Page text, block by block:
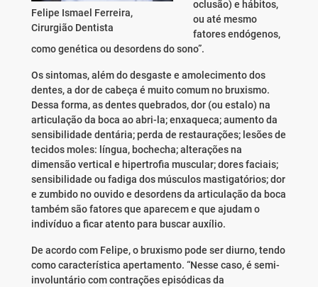
Felipe Ismael Ferreira,
Cirurgião Dentista
oclusão) e hábitos,
ou até mesmo
fatores endógenos,
como genética ou desordens do sono”.
Os sintomas, além do desgaste e amolecimento dos
dentes, a dor de cabeça é muito comum no bruxismo.
Dessa forma, as dentes quebrados, dor (ou estalo) na
articulação da boca ao abri-la; enxaqueca; aumento da
sensibilidade dentária; perda de restaurações; lesões de
tecidos moles: língua, bochecha; alterações na
dimensão vertical e hipertrofia muscular; dores faciais;
sensibilidade ou fadiga dos músculos mastigatórios; dor
e zumbido no ouvido e desordens da articulação da boca
também são fatores que aparecem e que ajudam o
indivíduo a ficar atento para buscar auxílio.
De acordo com Felipe, o bruxismo pode ser diurno, tendo
como característica apertamento. “Nesse caso, é semi-
involuntário com contrações episódicas da